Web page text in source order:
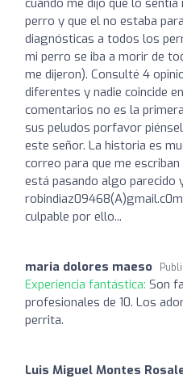
perro y que el no estaba
diagnósticas a todos los
mi perro se iba a morir de
me dijeron). Consulté 4
diferentes y nadie coincide
comentarios no es la
sus peludos porfavor
este señor. La historia es
correo para que me
está pasando algo parecido
culpable por ello...
maria dolores maeso
Experiencia fantástica: Son
profesionales de 10. Los
perrita.
Luis Miguel Montes